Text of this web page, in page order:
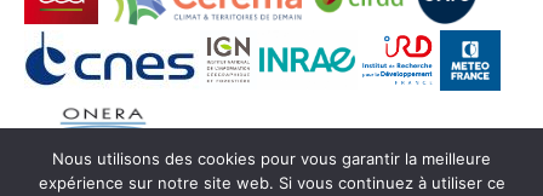
Nous utilisons des cookies pour vous garantir la meilleure
expérience sur notre site web. Si vous continuez à utiliser ce